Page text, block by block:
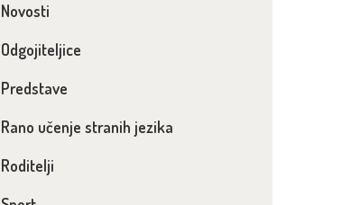
Novosti
Odgojiteljice
Predstave
Rano učenje stranih jezika
Roditelji